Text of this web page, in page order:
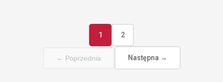
← Poprzednia
1 2
Następna →